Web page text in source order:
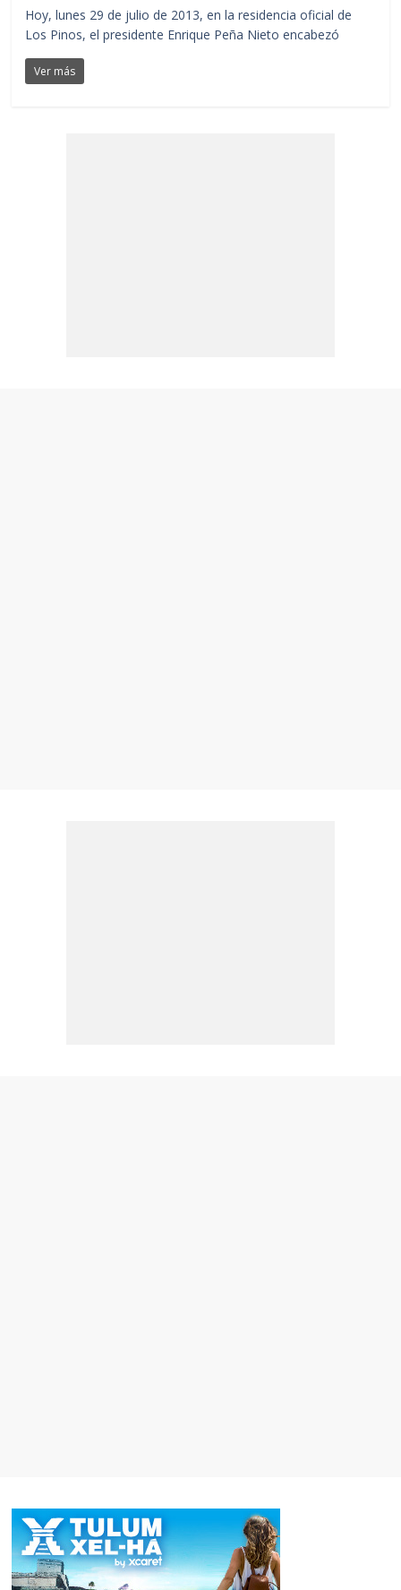
Hoy, lunes 29 de julio de 2013, en la residencia oficial de
Los Pinos, el presidente Enrique Peña Nieto encabezó
Ver más